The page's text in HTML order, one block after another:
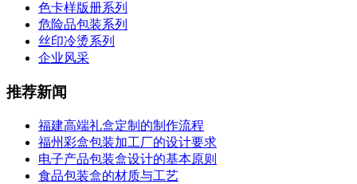
色卡样版册系列
危险品包装系列
丝印冷烫系列
企业风采
推荐新闻
福建高端礼盒定制的制作流程
福州彩盒包装加工厂的设计要求
电子产品包装盒设计的基本原则
食品包装盒的材质与工艺